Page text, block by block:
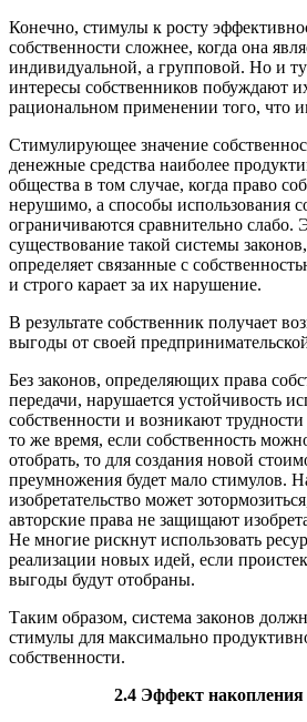
Конечно, стимулы к росту
собственности сложнее, когда она
индивидуальной, а групповой. Но и
интересы собственников побуждают
рациональном применении того, что
Стимулирующее значение
денежные средства наиболее
общества в том случае, когда право
нерушимо, а способы использования
ограничиваются сравнительно слабо.
существование такой системы
определяет связанные с
и строго карает за их нарушение.
В результате собственник получает
выгоды от своей
Без законов, определяющих права
передачи, нарушается устойчивость
собственности и возникают
то же время, если собственность
отобрать, то для создания новой
преумножения будет мало стимулов.
изобретательство может
авторские права не защищают
Не многие рискнут использовать
реализации новых идей, если
выгоды будут отобраны.
Таким образом, система законов
стимулы для максимально
собственности.
2.4 Эффект накопления